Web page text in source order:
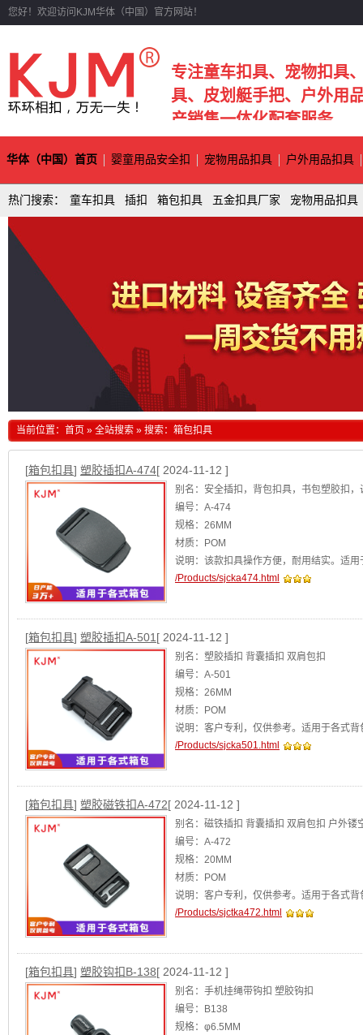
您好！欢迎访问KJM华体（中国）官方网站！
专注童车扣具、宠物扣具
具、皮划艇手把、户外用
产销售一体化配套服务
华体（中国）首页 婴童用品安全扣 宠物用品扣具 户外用品扣具
资讯中心 联系华体（中国）
热门搜索： 童车扣具 插扣 箱包扣具 五金扣具厂家 宠物用品扣具
当前位置： 首页 » 全站搜索 » 搜索：箱包扣具
[箱包扣具] 塑胶插扣A-474[ 2024-11-12 ]
别名：安全插扣，背包扣具，书包塑胶扣，
编号：A-474
规格：26MM
材质：POM
说明：该款扣具操作方便，耐用结实。适用
/Products/sjcka474.html
[箱包扣具] 塑胶插扣A-501 [ 2024-11-12 ]
别名：塑胶插扣 背囊插扣 双肩包扣
编号：A-501
规格：26MM
材质：POM
说明：客户专利，仅供参考。适用于各式背
阿里店铺：华体世界杯
/Products/sjcka501.html
[箱包扣具] 塑胶磁铁扣A-472[ 2024-11-12 ]
别名：磁铁插扣 背囊插扣 双肩包扣 户外镂
编号：A-472
规格：20MM
材质：POM
说明：客户专利，仅供参考。适用于各式背
阿里店铺：华体世界杯
/Products/sjctka472.html
[箱包扣具] 塑胶钩扣B-138[ 2024-11-12 ]
别名：手机挂绳带钩扣 塑胶钩扣
编号：B138
规格：φ6.5MM